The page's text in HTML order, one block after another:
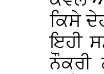
ਕਿਸੇ
ਇਹੀ
ਨੌਕਰੀ